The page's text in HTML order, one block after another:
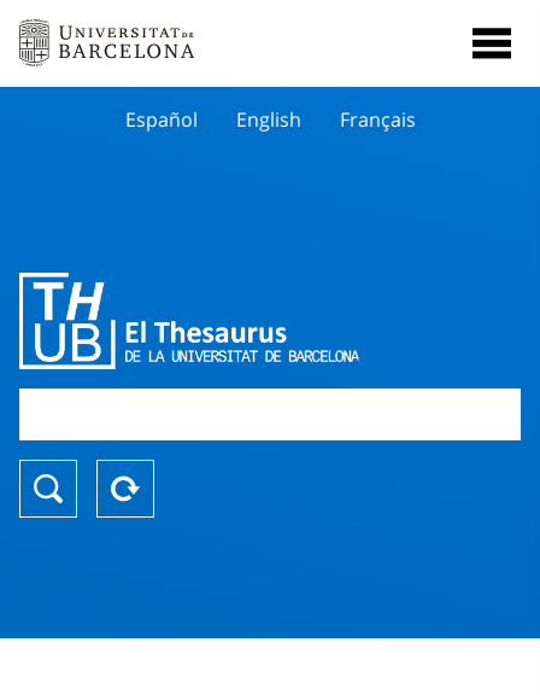
Español English Français